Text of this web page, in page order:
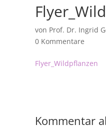
von Prof. Dr. Ingrid
0 Kommentare
Flyer_Wildpflanzen
Kommentar